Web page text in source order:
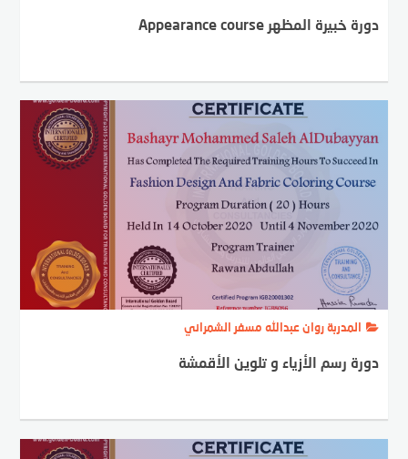
دورة خبيرة المظهر Appearance course
المدربة روان عبدالله مسفر الشمراني
دورة رسم الأزياء و تلوين الأقمشة